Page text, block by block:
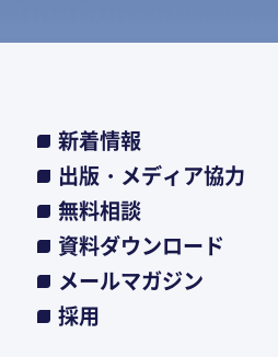
新着情報
出版・メディア協力
無料相談
資料ダウンロード
メールマガジン
採用